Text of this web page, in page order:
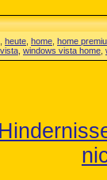
heute home home
windows vista home